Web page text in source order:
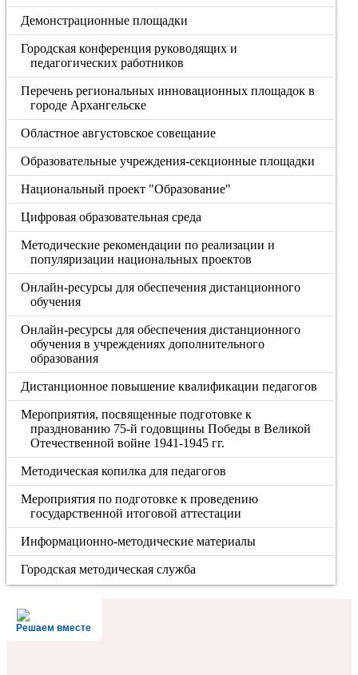
Демонстрационные площадки
Городская конференция руководящих и
педагогических работников
Перечень региональных инновационных площадок в
городе Архангельске
Областное августовское совещание
Образовательные учреждения-секционные площадки
Национальный проект "Образование"
Цифровая образовательная среда
Методические рекомендации по реализации и
популяризации национальных проектов
Онлайн-ресурсы для обеспечения дистанционного
обучения
Онлайн-ресурсы для обеспечения дистанционного
обучения в учреждениях дополнительного
образования
Дистанционное повышение квалификации педагогов
Мероприятия, посвященные подготовке к
празднованию 75-й годовщины Победы в Великой
Отечественной войне 1941-1945 гг.
Методическая копилка для педагогов
Мероприятия по подготовке к проведению
государственной итоговой аттестации
Информационно-методические материалы
Городская методическая служба
Решаем вместе